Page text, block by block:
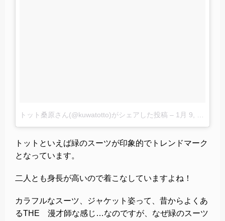
トット桑原さん(@kuwatotto)がシェアした投稿 – 1月 9, 2018 at 3:53午前 PST
トットといえば緑のスーツが印象的でトレンドマーク
となっています。
二人とも身長が高いので着こなしていますよね！
カラフルなスーツ、ジャケット姿って、昔からよくあ
るTHE 漫才師な感じ…なのですが、なぜ緑のスーツ